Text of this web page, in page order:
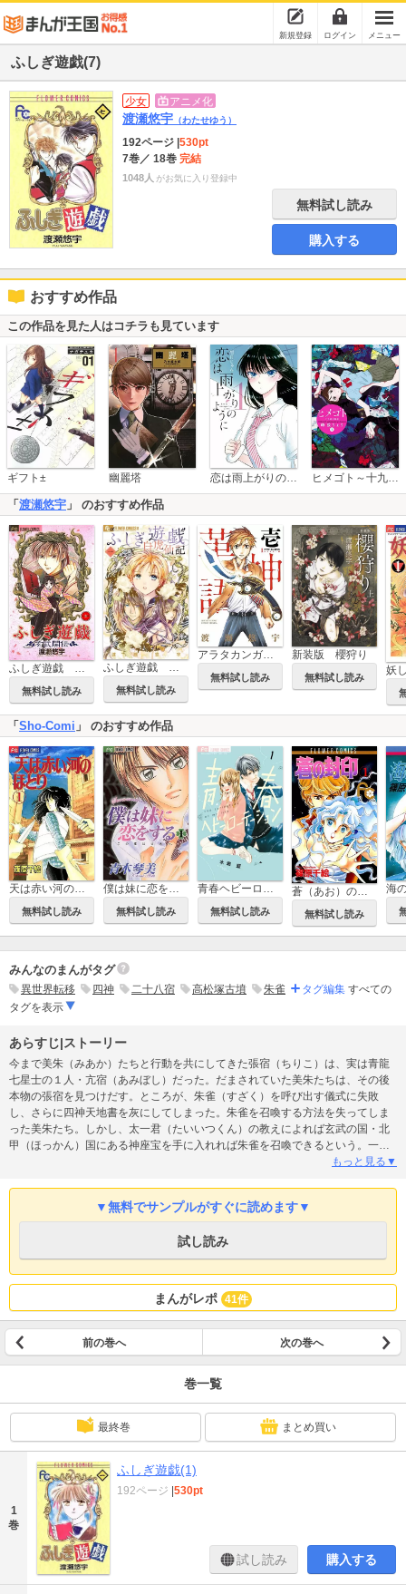
新規登録 ログイン メニュー
ふしぎ遊戯(7)
少女 アニメ化
渡瀬悠宇 （わたせゆう）
192ページ 530pt
7巻／ 18巻 完結
1048人 がお気に入り登録中
無料試し読み
購入する
おすすめ作品
この作品を見た人はコチラも見ています
ギフト± 幽麗塔 恋は雨上がりのように ヒメゴト～十九歳の制服～
「 渡瀬悠宇 」 のおすすめ作品
ふしぎ遊戯 玄武開伝
無料試し読み 無料試し読み
アラタカンガタリ～革神語～ リマスター版
無料試し読み
新装版 櫻狩り
無料試し読み
妖
「 Sho-Comi 」 のおすすめ作品
天は赤い河のほとり
無料試し読み 無料試し読み
青春ヘビーローテーション
無料試し読み 無料試し読み
海
みんなのまんがタグ
異世界転移 四神 二十八宿 高松塚古墳 朱雀 タグ編集 すべての
タグを表示
あらすじ|ストーリー
今まで美朱（みあか）たちと行動を共にしてきた張宿（ちりこ）は、実は青龍
七星士の１人・亢宿（あみぼし）だった。だまされていた美朱たちは、その後
本物の張宿を見つけだす。ところが、朱雀（すざく）を呼び出す儀式に失敗
し、さらに四神天地書を灰にしてしまった。朱雀を召喚する方法を失ってしま
った美朱たち。しかし、太一君（たいいつくん）の教えによれば玄武の国・北
甲（ほっかん）国にある神座宝を手に入れれば朱雀を召喚できるという。一
方、唯も青龍七星士の１人・亢宿を失ったことにより、青龍を召喚できなくな
まった美朱だが…!? ●収録作品 ふしぎ遊戯
もっと見る▼
▼無料でサンプルがすぐに読めます▼
試し読み
まんがレポ 41件
前の巻へ 次の巻へ
巻一覧
最終巻 まとめ買い
1
巻
ふしぎ遊戯(1)
192ページ |530pt
試し読み 購入する